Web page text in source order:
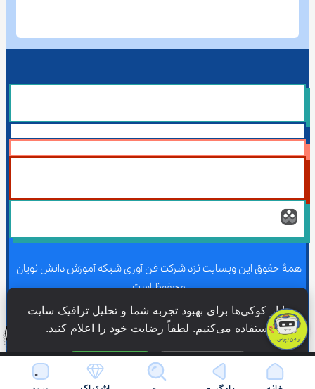
همۀ حقوق این وبسایت نزد شرکت فن آوری شبکه آموزش دانش نویان
محفوظ است.
همۀ حقوق این وبسایت نزد شرکت فن آوری شبکه آموزش دانش نویان
محفوظ است.
ما از کوکی‌ها برای بهبود تجربه شما و تحلیل ترافیک سایت
استفاده می‌کنیم. لطفاً رضایت خود را اعلام کنید.
فقط ضروری پذیرش همه